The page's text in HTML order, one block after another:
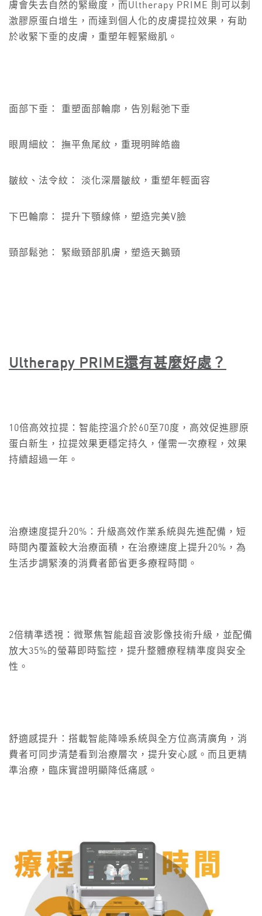
膚會失去自然的緊緻度，而Ultherapy PRIME 則可以刺
激膠原蛋白增生，而達到個人化的皮膚提拉效果，有助
於收緊下垂的皮膚，重塑年輕緊緻肌。
面部下垂： 重塑面部輪廓，告別鬆弛下垂
眼周細紋： 撫平魚尾紋，重現明眸皓齒
皺紋、法令紋： 淡化深層皺紋，重塑年輕面容
下巴輪廓： 提升下顎線條，塑造完美V臉
頸部鬆弛： 緊緻頸部肌膚，塑造天鵝頸
Ultherapy PRIME還有甚麼好處？
10倍高效拉提：智能控溫介於60至70度，高效促進膠原
蛋白新生，拉提效果更穩定持久，僅需一次療程，效果
持續超過一年。
治療速度提升20%：升級高效作業系統與先進配備，短
時間內覆蓋較大治療面積，在治療速度上提升20%，為
生活步調緊湊的消費者節省更多療程時間。
2倍精準透視：微聚焦智能超音波影像技術升級，並配備
放大35%的螢幕即時監控，提升整體療程精準度與安全
性。
舒適感提升：搭載智能降噪系統與全方位高清廣角，消
費者可同步清楚看到治療層次，提升安心感。而且更精
準治療，臨床實證明顯降低痛感。